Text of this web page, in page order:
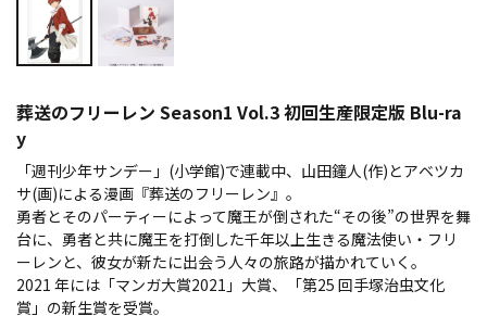
葬送のフリーレン Season1 Vol.3 初回生産限定版 Blu-ra
y
「週刊少年サンデー」(小学館)で連載中、山田鐘人(作)とアベツカ
サ(画)による漫画『葬送のフリーレン』。
勇者とそのパーティーによって魔王が倒された“その後”の世界を舞
台に、勇者と共に魔王を打倒した千年以上生きる魔法使い・フリ
ーレンと、彼女が新たに出会う人々の旅路が描かれていく。
2021 年には「マンガ大賞2021」大賞、「第25 回手塚治虫文化
賞」の新生賞を受賞。